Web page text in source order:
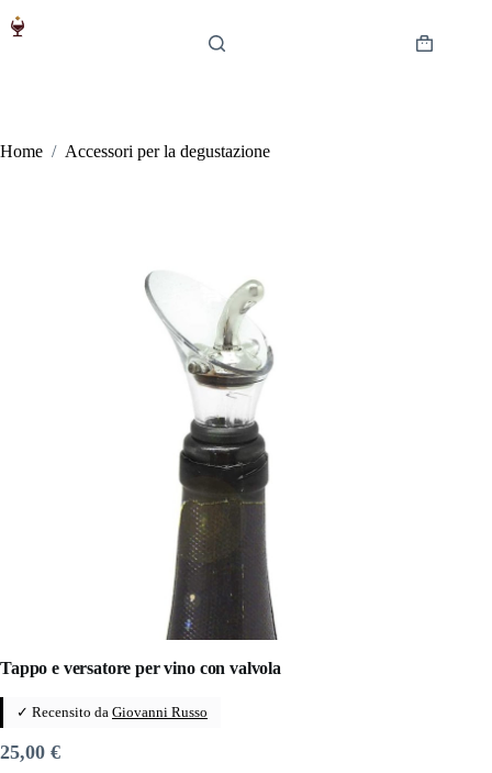
Carrello
Home / Accessori per la degustazione
Tappo e versatore per vino con valvola
✓ Recensito da Giovanni Russo
25,00 €